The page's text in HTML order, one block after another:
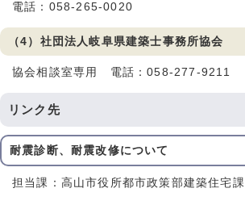
電話：058-265-0020
（4）社団法人岐阜県建築士事務所協会
協会相談室専用 電話：058-277-9211
リンク先
耐震診断、耐震改修について
担当課：高山市役所都市政策部建築住宅課